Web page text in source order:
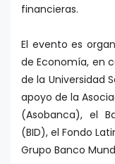
financieras.
El evento es
de Economía, en
de la Universidad
apoyo de la
(Asobanca), el
(BID), el Fondo
Grupo Banco